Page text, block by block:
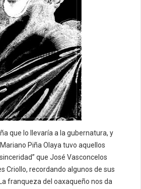
que lo llevaría a la gubernatura, y
Piña Olaya tuvo aquellos
que José Vasconcelos
Criollo, recordando algunos de sus
franqueza del oaxaqueño nos da